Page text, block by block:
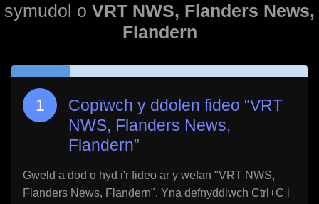
symudol o VRT NWS, Flanders News,
Flandern
Copïwch y ddolen fideo “VRT
NWS, Flanders News,
Flandern”
Gweld a dod o hyd i'r fideo ar y wefan "VRT NWS,
Flanders News, Flandern". Yna defnyddiwch Ctrl+C i